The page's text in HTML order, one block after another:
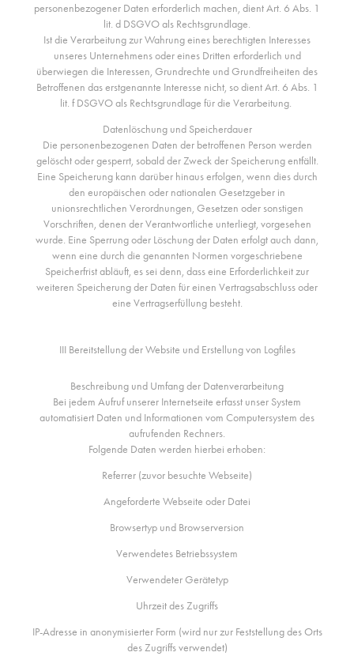
personenbezogener Daten erforderlich machen, dient Art. 6 Abs. 1
lit. d DSGVO als Rechtsgrundlage.
Ist die Verarbeitung zur Wahrung eines berechtigten Interesses
unseres Unternehmens oder eines Dritten erforderlich und
überwiegen die Interessen, Grundrechte und Grundfreiheiten des
Betroffenen das erstgenannte Interesse nicht, so dient Art. 6 Abs. 1
lit. f DSGVO als Rechtsgrundlage für die Verarbeitung.
Datenlöschung und Speicherdauer
Die personenbezogenen Daten der betroffenen Person werden
gelöscht oder gesperrt, sobald der Zweck der Speicherung entfällt.
Eine Speicherung kann darüber hinaus erfolgen, wenn dies durch
den europäischen oder nationalen Gesetzgeber in
unionsrechtlichen Verordnungen, Gesetzen oder sonstigen
Vorschriften, denen der Verantwortliche unterliegt, vorgesehen
wurde. Eine Sperrung oder Löschung der Daten erfolgt auch dann,
wenn eine durch die genannten Normen vorgeschriebene
Speicherfrist abläuft, es sei denn, dass eine Erforderlichkeit zur
weiteren Speicherung der Daten für einen Vertragsabschluss oder
eine Vertragserfüllung besteht.
III Bereitstellung der Website und Erstellung von Logfiles
Beschreibung und Umfang der Datenverarbeitung
Bei jedem Aufruf unserer Internetseite erfasst unser System
automatisiert Daten und Informationen vom Computersystem des
aufrufenden Rechners.
Folgende Daten werden hierbei erhoben:
Referrer (zuvor besuchte Webseite)
Angeforderte Webseite oder Datei
Browsertyp und Browserversion
Verwendetes Betriebssystem
Verwendeter Gerätetyp
Uhrzeit des Zugriffs
IP-Adresse in anonymisierter Form (wird nur zur Feststellung des Orts
des Zugriffs verwendet)